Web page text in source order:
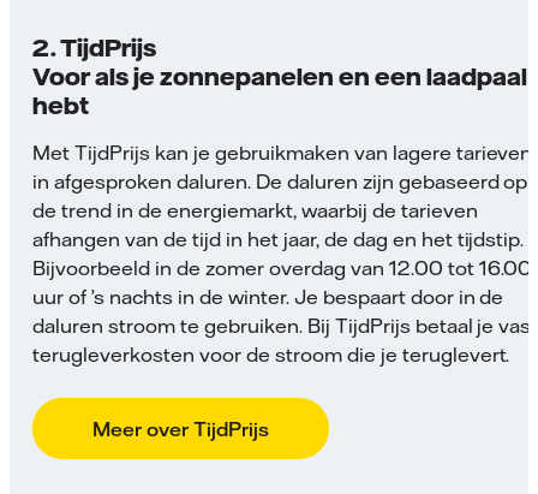
2. TijdPrijs
Voor als je zonnepanelen en een laadpaal
hebt
Met TijdPrijs kan je gebruikmaken van lagere tarieven
in afgesproken daluren. De daluren zijn gebaseerd op
de trend in de energiemarkt, waarbij de tarieven
afhangen van de tijd in het jaar, de dag en het tijdstip.
Bijvoorbeeld in de zomer overdag van 12.00 tot 16.00
uur of ’s nachts in de winter. Je bespaart door in de
daluren stroom te gebruiken. Bij TijdPrijs betaal je
terugleverkosten voor de stroom die je teruglevert.
Meer over TijdPrijs